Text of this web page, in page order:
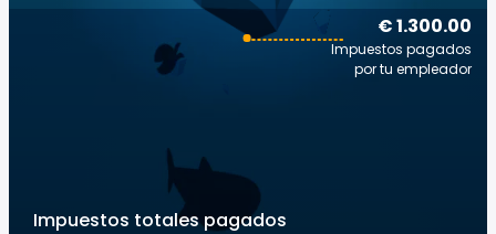
€ 1.300.00
Impuestos pagados
por tu empleador
Impuestos totales pagados